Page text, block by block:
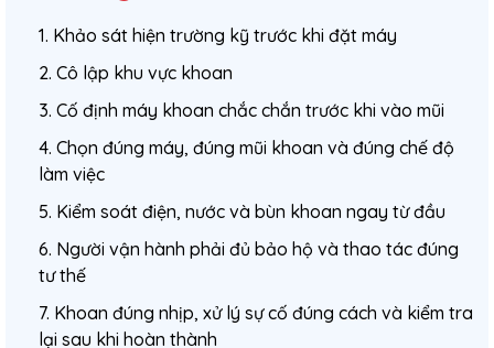
1. Khảo sát hiện trường kỹ trước khi đặt máy
2. Cô lập khu vực khoan
3. Cố định máy khoan chắc chắn trước khi vào mũi
4. Chọn đúng máy, đúng mũi khoan và đúng chế độ
làm việc
5. Kiểm soát điện, nước và bùn khoan ngay từ đầu
6. Người vận hành phải đủ bảo hộ và thao tác đúng
tư thế
7. Khoan đúng nhịp, xử lý sự cố đúng cách và kiểm tra
lại sau khi hoàn thành